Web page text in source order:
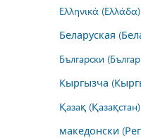
Ελληνικά (Ελλάδα)
Беларуская
Български
Кыргызча
Қазақ (Қазақстан)
македонски